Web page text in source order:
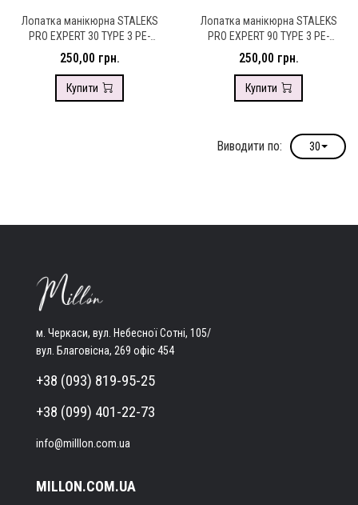
Лопатка манікюрна STALEKS
PRO EXPERT 30 TYPE 3 PE-
30/3
250,00 грн.
Купити
Лопатка манікюрна STALEKS
PRO EXPERT 90 TYPE 3 PE-
90/3
250,00 грн.
Купити
Виводити по: 30
м. Черкаси, вул. Небесної Сотні, 105/
вул. Благовісна, 269 офіс 454
+38 (093) 819-95-25
+38 (099) 401-22-73
info@milllon.com.ua
MILLON.COM.UA